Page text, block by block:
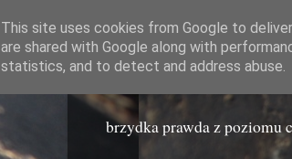
Miasto
brzydka prawda z poziomu
This site uses cookies from Google to
are shared with Google along with
statistics, and to detect and address abuse.